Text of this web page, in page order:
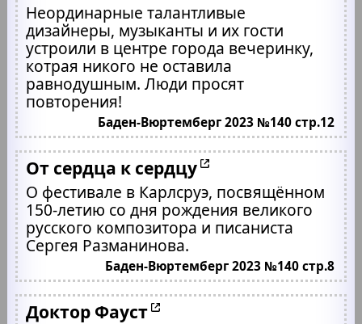
Неординарные талантливые
дизайнеры, музыканты и их гости
устроили в центре города вечеринку,
котрая никого не оставила
равнодушным. Люди просят
повторения!
Баден-Вюртемберг 2023 №140 стр.12
От сердца к сердцу
О фестивале в Карлсруэ, посвящённом
150-летию со дня рождения великого
русского композитора и писаниста
Сергея Разманинова.
Баден-Вюртемберг 2023 №140 стр.8
Доктор Фауст